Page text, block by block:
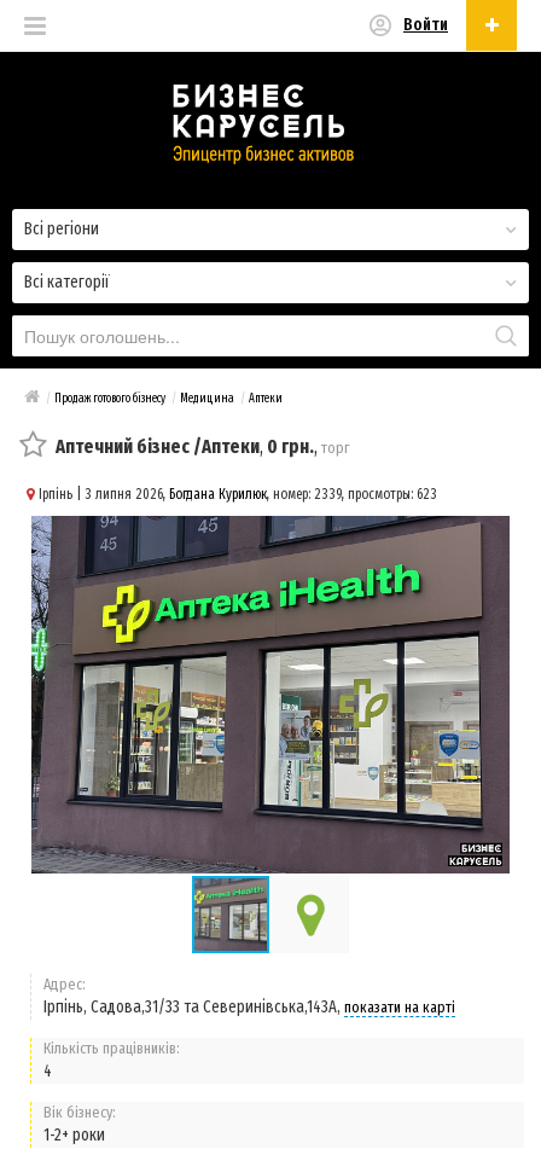
Войти
Всі категорії
Всі регіони
/ Продаж готового бізнесу / Медицина / Аптеки
Аптечний бізнес /Аптеки, 0 грн., торг
Ірпінь | 3 липня 2026, Богдана Курилюк, номер: 2339, просмотры: 623
Адрес:
Ірпінь, Садова,31/33 та Северинівська,143А, показати на карті
Кількість працівників:
4
Вік бізнесу:
1-2+ роки